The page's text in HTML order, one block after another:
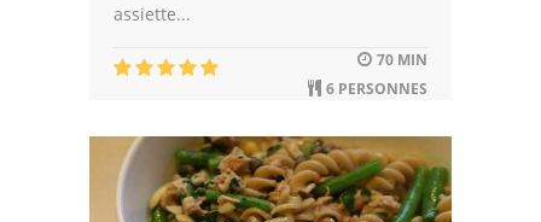
assiette...
70 MIN
6 PERSONNES